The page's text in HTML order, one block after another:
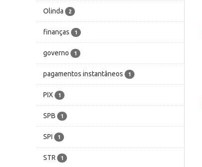
Olinda 2
finanças 1
governo 1
pagamentos instantâneos 1
PIX 1
SPB 1
SPI 1
STR 1